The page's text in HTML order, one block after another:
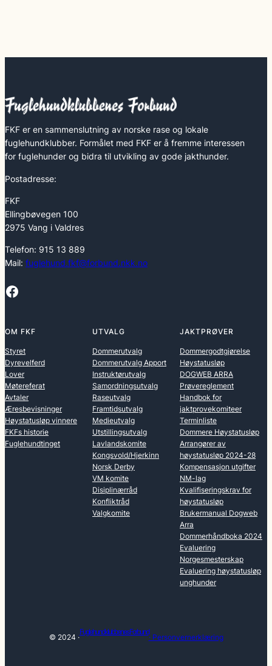
FKF er en sammenslutning av norske rase og lokale
fuglehundklubber. Formålet med FKF er å fremme interessen
for fuglehunder og bidra til utvikling av gode jakthunder.
Postadresse:
FKF
Ellingbøvegen 100
2975 Vang i Valdres
Telefon: 915 13 889
Mail: fuglehund.fkf@forbund.nkk.no
Facebook
OM FKF
Styret
Dyrevelferd
Lover
Møtereferat
Avtaler
Æresbevisninger
Høystatusløp vinnere
FKFs historie
Fuglehundtinget
UTVALG
Dommerutvalg
Dommerutvalg Apport
Instruktørutvalg
Samordningsutvalg
Raseutvalg
Framtidsutvalg
Medieutvalg
Utstillingsutvalg
Lavlandskomite
Kongsvold/Hjerkinn
Norsk Derby
VM komite
Disiplinærråd
Konfliktråd
Valgkomite
JAKTPRØVER
Dommergodtgjørelse
Høystatusløp
DOGWEB ARRA
Prøvereglement
Handbok for
jaktprovekomiteer
Terminliste
Dommere Høystatusløp
Arrangører av
høystatusløp 2024-28
Kompensasjon utgifter
NM-lag
Kvalifiseringskrav for
høystatusløp
Brukermanual Dogweb
Arra
Dommerhåndboka 2024
Evaluering
Norgesmesterskap
Evaluering høystatusløp
unghunder
© 2024 ·
Fuglehundklubbenes Forbund
· Personvernerklæring